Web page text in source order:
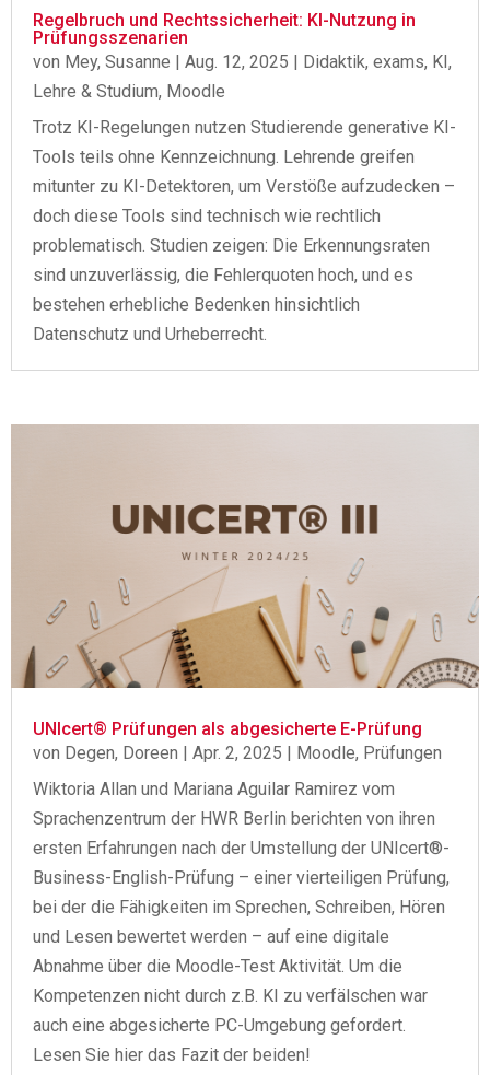
Regelbruch und Rechtssicherheit: KI-Nutzung in
Prüfungsszenarien
von Mey, Susanne | Aug. 12, 2025 | Didaktik, exams, KI,
Lehre & Studium, Moodle
Trotz KI-Regelungen nutzen Studierende generative KI-
Tools teils ohne Kennzeichnung. Lehrende greifen
mitunter zu KI-Detektoren, um Verstöße aufzudecken –
doch diese Tools sind technisch wie rechtlich
problematisch. Studien zeigen: Die Erkennungsraten
sind unzuverlässig, die Fehlerquoten hoch, und es
bestehen erhebliche Bedenken hinsichtlich
Datenschutz und Urheberrecht.
UNIcert® Prüfungen als abgesicherte E-Prüfung
von Degen, Doreen | Apr. 2, 2025 | Moodle, Prüfungen
Wiktoria Allan und Mariana Aguilar Ramirez vom
Sprachenzentrum der HWR Berlin berichten von ihren
ersten Erfahrungen nach der Umstellung der UNIcert®-
Business-English-Prüfung – einer vierteiligen Prüfung,
bei der die Fähigkeiten im Sprechen, Schreiben, Hören
und Lesen bewertet werden – auf eine digitale
Abnahme über die Moodle-Test Aktivität. Um die
Kompetenzen nicht durch z.B. KI zu verfälschen war
auch eine abgesicherte PC-Umgebung gefordert.
Lesen Sie hier das Fazit der beiden!